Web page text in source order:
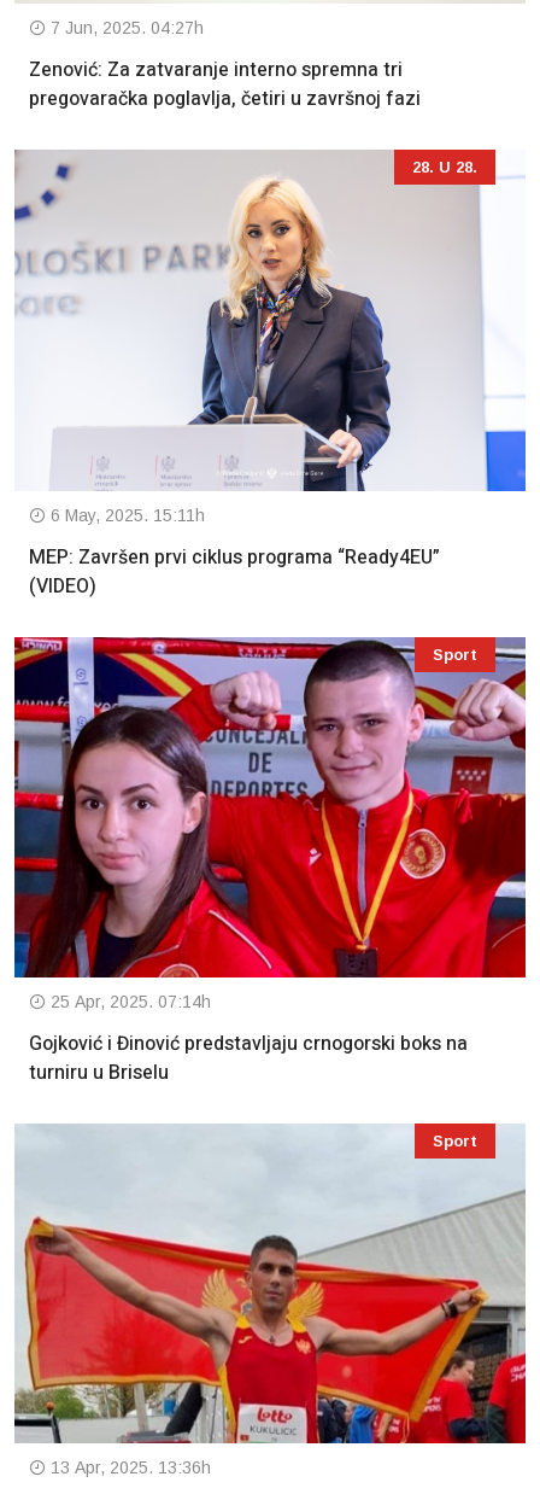
7 Jun, 2025. 04:27h
Zenović: Za zatvaranje interno spremna tri
pregovaračka poglavlja, četiri u završnoj fazi
28. U 28.
6 May, 2025. 15:11h
MEP: Završen prvi ciklus programa “Ready4EU”
(VIDEO)
Sport
25 Apr, 2025. 07:14h
Gojković i Đinović predstavljaju crnogorski boks na
turniru u Briselu
Sport
13 Apr, 2025. 13:36h